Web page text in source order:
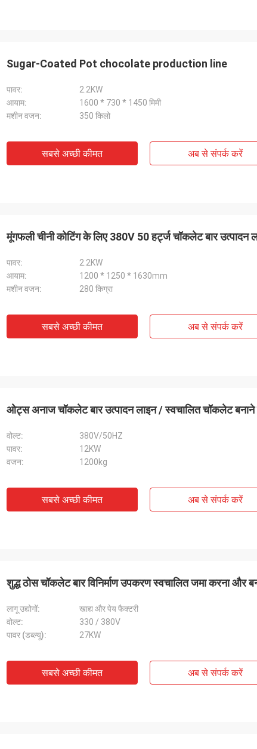
Sugar-Coated Pot chocolate production line
पावर:
2.2KW
आयाम:
1600 * 730 * 1450 मिमी
मशीन वजन:
350 किलो
सबसे अच्छी कीमत अब से संपर्क करें
मूंगफली चीनी कोटिंग के लिए 380V 50 हर्ट्ज चॉकलेट बार उत्पादन
पावर:
2.2KW
आयाम:
1200 * 1250 * 1630mm
मशीन वजन:
280 किग्रा
सबसे अच्छी कीमत अब से संपर्क करें
ओट्स अनाज चॉकलेट बार उत्पादन लाइन / स्वचालित चॉकलेट बनाने
वोल्ट:
380V/50HZ
पावर:
12KW
वजन:
1200kg
सबसे अच्छी कीमत अब से संपर्क करें
शुद्ध ठोस चॉकलेट बार विनिर्माण उपकरण स्वचालित जमा करना और
लागू उद्योगों:
खाद्य और पेय फैक्टरी
वोल्ट:
330 / 380V
पावर (डब्ल्यू):
27KW
सबसे अच्छी कीमत अब से संपर्क करें